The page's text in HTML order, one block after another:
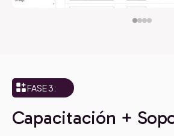
Definición de los
lead y
Definición de un
FASE 3:
Capacitación +